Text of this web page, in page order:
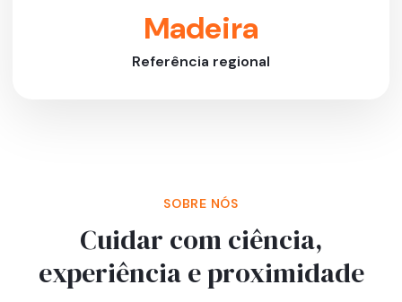
Madeira
Referência regional
SOBRE NÓS
Cuidar com ciência,
experiência e proximidade